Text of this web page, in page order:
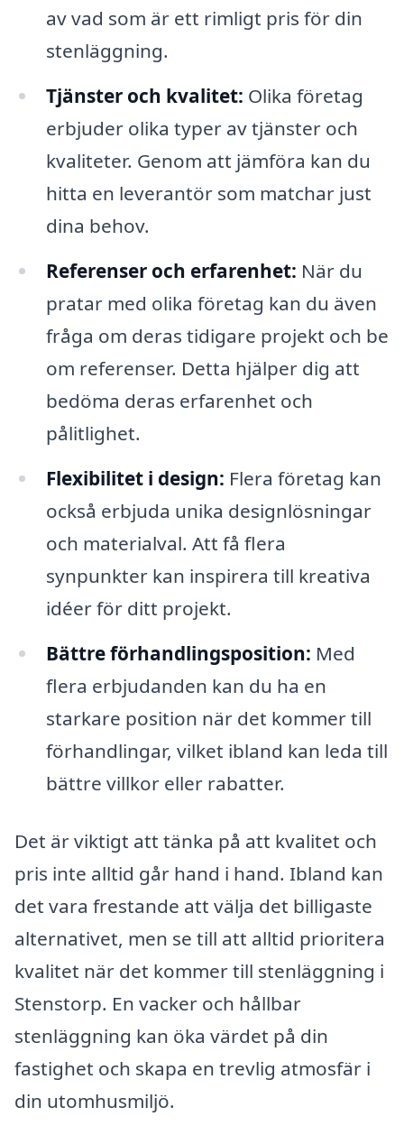
av vad som är ett rimligt pris för din
stenläggning.
Tjänster och kvalitet: Olika företag
erbjuder olika typer av tjänster och
kvaliteter. Genom att jämföra kan du
hitta en leverantör som matchar just
dina behov.
Referenser och erfarenhet: När du
pratar med olika företag kan du även
fråga om deras tidigare projekt och be
om referenser. Detta hjälper dig att
bedöma deras erfarenhet och
pålitlighet.
Flexibilitet i design: Flera företag kan
också erbjuda unika designlösningar
och materialval. Att få flera
synpunkter kan inspirera till kreativa
idéer för ditt projekt.
Bättre förhandlingsposition: Med
flera erbjudanden kan du ha en
starkare position när det kommer till
förhandlingar, vilket ibland kan leda till
bättre villkor eller rabatter.
Det är viktigt att tänka på att kvalitet och
pris inte alltid går hand i hand. Ibland kan
det vara frestande att välja det billigaste
alternativet, men se till att alltid prioritera
kvalitet när det kommer till stenläggning i
Stenstorp. En vacker och hållbar
stenläggning kan öka värdet på din
fastighet och skapa en trevlig atmosfär i
din utomhusmiljö.